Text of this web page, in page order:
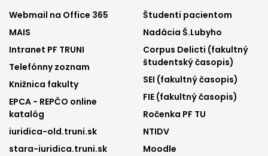
Footer
menu
1
Webmail na Office 365
MAIS
Intranet PF TRUNI
Telefónny zoznam
Knižnica fakulty
EPCA - REPČO online
katalóg
iuridica-old.truni.sk
stara-iuridica.truni.sk
Footer
menu
2
Študenti pacientom
Nadácia Š.Lubyho
Corpus Delicti (fakultný
študentský časopis)
SEI (fakultný časopis)
FIE (fakultný časopis)
Ročenka PF TU
NTIDV
Moodle